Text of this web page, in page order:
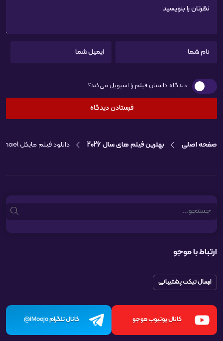
دیدگاه داستان فیلم را اسپویل می‌کند؟
صفحه اصلی بهترین فیلم های سال 2026 دانلود فیلم مایکل Michael
Search
ارتباط با موجو
ارسال تیکت پشتیبانی
کانال یوتیوب موجو کانال تلگرامiMoojo@